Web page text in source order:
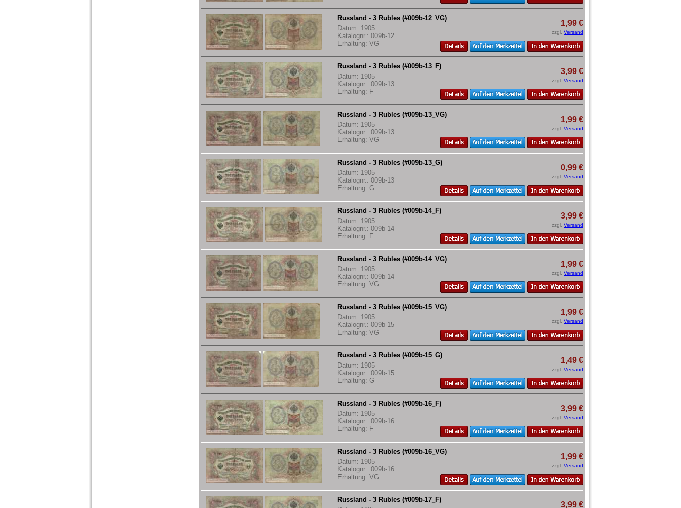
Russland - 3 Rubles (#009b-12_VG)
Datum: 1905
Katalognr.: 009b-12
Erhaltung: VG
1,99 €
zzgl. Versand
Russland - 3 Rubles (#009b-13_F)
Datum: 1905
Katalognr.: 009b-13
Erhaltung: F
3,99 €
zzgl. Versand
Russland - 3 Rubles (#009b-13_VG)
Datum: 1905
Katalognr.: 009b-13
Erhaltung: VG
1,99 €
zzgl. Versand
Russland - 3 Rubles (#009b-13_G)
Datum: 1905
Katalognr.: 009b-13
Erhaltung: G
0,99 €
zzgl. Versand
Russland - 3 Rubles (#009b-14_F)
Datum: 1905
Katalognr.: 009b-14
Erhaltung: F
3,99 €
zzgl. Versand
Russland - 3 Rubles (#009b-14_VG)
Datum: 1905
Katalognr.: 009b-14
Erhaltung: VG
1,99 €
zzgl. Versand
Russland - 3 Rubles (#009b-15_VG)
Datum: 1905
Katalognr.: 009b-15
Erhaltung: VG
1,99 €
zzgl. Versand
Russland - 3 Rubles (#009b-15_G)
Datum: 1905
Katalognr.: 009b-15
Erhaltung: G
1,49 €
zzgl. Versand
Russland - 3 Rubles (#009b-16_F)
Datum: 1905
Katalognr.: 009b-16
Erhaltung: F
3,99 €
zzgl. Versand
Russland - 3 Rubles (#009b-16_VG)
Datum: 1905
Katalognr.: 009b-16
Erhaltung: VG
1,99 €
zzgl. Versand
Russland - 3 Rubles (#009b-17_F)
3,99 €